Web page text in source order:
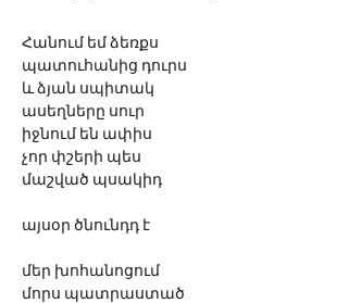
Հանում եմ ձեռքս
պատուհանից դուրս
և ձյան սպիտակ
ասեղները սուր
իջնում են ափիս
չոր փշերի պես
մաշված պսակիդ
այսօր ծնունդդ է
մեր խոհանոցում
մորս պատրաստած